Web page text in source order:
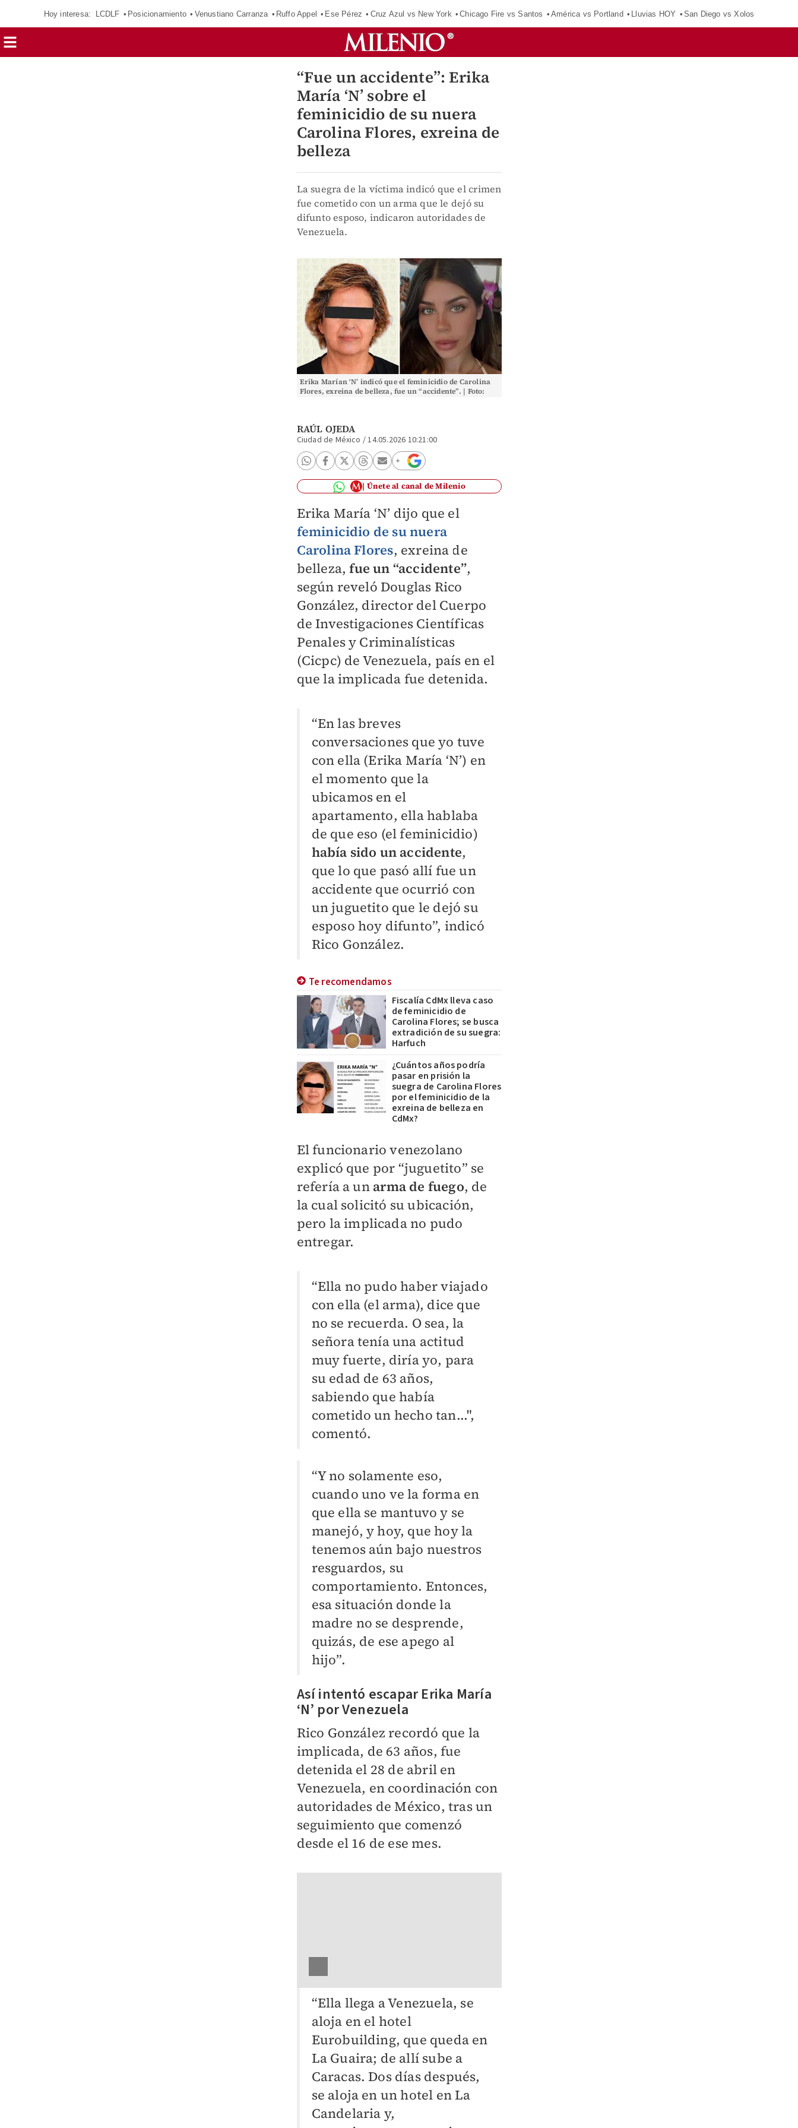
Hoy interesa: LCDLF Posicionamiento Venustiano Carranza Ruffo Appel Ese Pérez Cruz Azul vs New York Chicago Fire vs Santos América vs Portland Lluvias HOY San Diego vs Xolos
“Fue un accidente”: Erika
María ‘N’ sobre el
feminicidio de su nuera
Carolina Flores, exreina de
belleza
La suegra de la víctima indicó que el crimen
fue cometido con un arma que le dejó su
difunto esposo, indicaron autoridades de
Venezuela.
Erika Marían ‘N’ indicó que el feminicidio de Carolina
Flores, exreina de belleza, fue un “accidente”. | Foto:
RAÚL OJEDA
Ciudad de México /14.05.2026 10:21:00
Únete al canal de Milenio
Erika María ‘N’ dijo que el
feminicidio de su nuera
Carolina Flores, exreina de
belleza,fue un “accidente”,
según reveló Douglas Rico
González, director del Cuerpo
de Investigaciones Científicas
Penales y Criminalísticas
(Cicpc) de Venezuela, país en el
que la implicada fue detenida.
“En las breves
conversaciones que yo tuve
con ella (Erika María ‘N’) en
el momento que la
ubicamos en el
apartamento, ella hablaba
de que eso (el feminicidio)
había sido un accidente,
que lo que pasó allí fue un
accidente que ocurrió con
un juguetito que le dejó su
esposo hoy difunto”, indicó
Rico González.
Te recomendamos
Fiscalía CdMx lleva caso
de feminicidio de
Carolina Flores; se busca
extradición de su suegra:
Harfuch
¿Cuántos años podría
pasar en prisión la
suegra de Carolina Flores
por el feminicidio de la
exreina de belleza en
CdMx?
El funcionario venezolano
explicó que por “juguetito” se
refería a un arma de fuego, de
la cual solicitó su ubicación,
pero la implicada no pudo
entregar.
“Ella no pudo haber viajado
con ella (el arma), dice que
no se recuerda. O sea, la
señora tenía una actitud
muy fuerte, diría yo, para
su edad de 63 años,
sabiendo que había
cometido un hecho tan...",
comentó.
“Y no solamente eso,
cuando uno ve la forma en
que ella se mantuvo y se
manejó, y hoy, que hoy la
tenemos aún bajo nuestros
resguardos, su
comportamiento. Entonces,
esa situación donde la
madre no se desprende,
quizás, de ese apego al
hijo”.
Así intentó escapar Erika María
‘N’ por Venezuela
Rico González recordó que la
implicada, de 63 años, fue
detenida el 28 de abril en
Venezuela, en coordinación con
autoridades de México, tras un
seguimiento que comenzó
desde el 16 de ese mes.
“Ella llega a Venezuela, se
aloja en el hotel
Eurobuilding, que queda en
La Guaira; de allí sube a
Caracas. Dos días después,
se aloja en un hotel en La
Candelaria y,